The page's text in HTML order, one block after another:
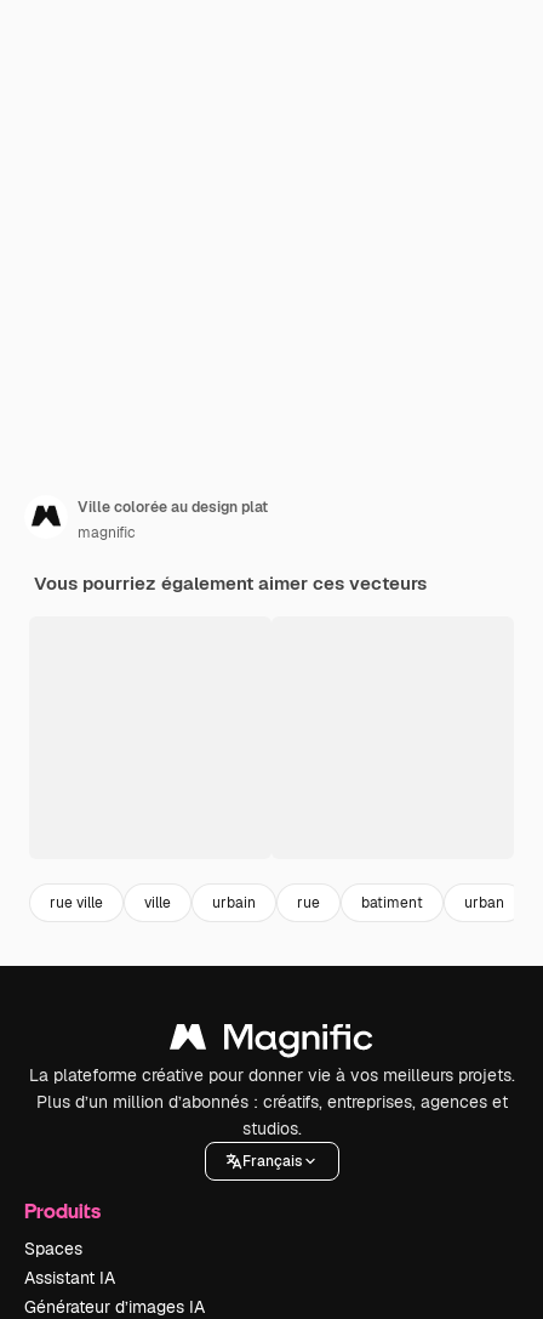
Ville colorée au design plat
magnific
Vous pourriez également aimer ces vecteurs
rue ville ville urbain rue batiment urban
La plateforme créative pour donner vie à vos meilleurs projets.
Plus d’un million d’abonnés : créatifs, entreprises, agences et
studios.
Français
Produits
Spaces
Assistant IA
Générateur d’images IA